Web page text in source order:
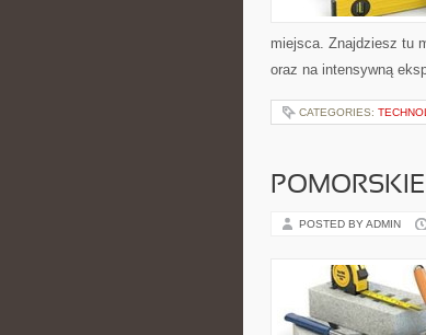
miejsca. Znajdziesz tu
oraz na intensywną
CATEGORIES:
POSTED BY ADMIN